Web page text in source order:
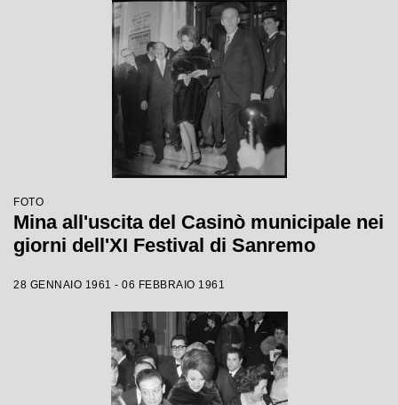
FOTO
Mina all'uscita del Casinò municipale nei
giorni dell'XI Festival di Sanremo
28 GENNAIO 1961 - 06 FEBBRAIO 1961